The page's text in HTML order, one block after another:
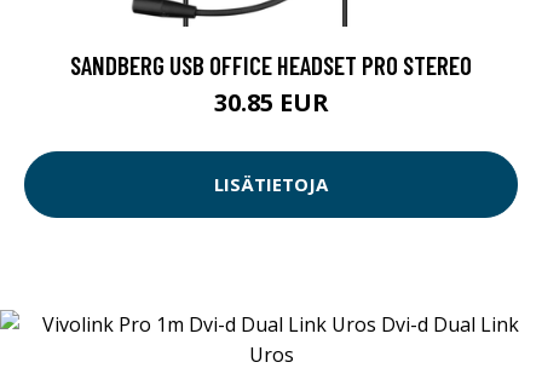
SANDBERG USB OFFICE HEADSET PRO STEREO
30.85 EUR
LISÄTIETOJA